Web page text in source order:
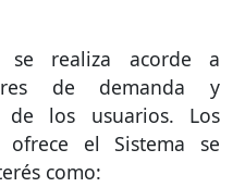
realiza acorde a
de demanda y
de los usuarios. Los
el Sistema se
como: